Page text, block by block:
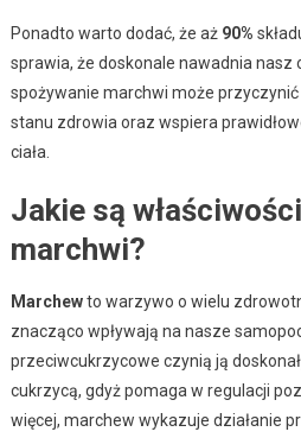
Ponadto warto dodać, że aż 90%
sprawia, że doskonale nawadnia nasz
spożywanie marchwi może
stanu zdrowia oraz wspiera
ciała.
Jakie są
marchwi?
Marchewto warzywo o wielu
znacząco wpływają na nasze
przeciwcukrzycowe czynią ją
cukrzycą, gdyż pomaga w regulacji
więcej, marchew wykazuje działanie